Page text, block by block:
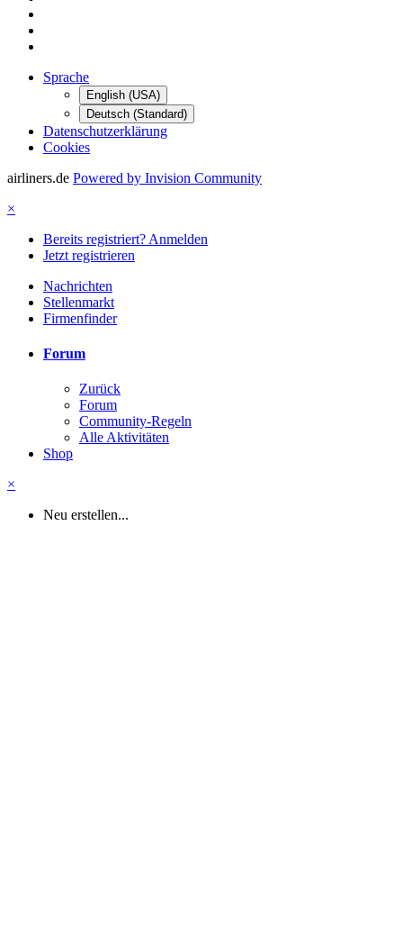
Sprache
English (USA)
Deutsch (Standard)
Datenschutzerklärung
Cookies
airliners.de Powered by Invision Community
×
Bereits registriert? Anmelden
Jetzt registrieren
Nachrichten
Stellenmarkt
Firmenfinder
Forum
Zurück
Forum
Community-Regeln
Alle Aktivitäten
Shop
×
Neu erstellen...